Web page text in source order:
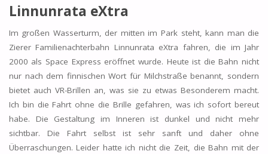
Linnunrata eXtra
Im großen Wasserturm, der mitten im Park steht, kann man die
Zierer Familienachterbahn Linnunrata eXtra fahren, die im Jahr
2000 als Space Express eröffnet wurde. Heute ist die Bahn nicht
nur nach dem finnischen Wort für Milchstraße benannt, sondern
bietet auch VR-Brillen an, was sie zu etwas Besonderem macht.
Ich bin die Fahrt ohne die Brille gefahren, was ich sofort bereut
habe. Die Gestaltung im Inneren ist dunkel und nicht mehr
sichtbar. Die Fahrt selbst ist sehr sanft und daher ohne
Überraschungen. Leider hatte ich nicht die Zeit, die Bahn mit der